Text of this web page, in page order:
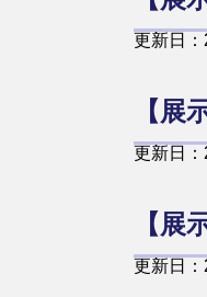
更新日：
【
更新日：
【展
更新日：